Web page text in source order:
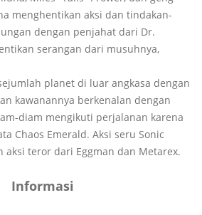
menghentikan aksi dan tindakan-
dengan penjahat dari Dr.
serangan dari musuhnya,
planet di luar angkasa dengan
kawanannya berkenalan dengan
diam mengikuti perjalanan karena
Chaos Emerald. Aksi seru Sonic
aksi teror dari Eggman dan Metarex.
Informasi